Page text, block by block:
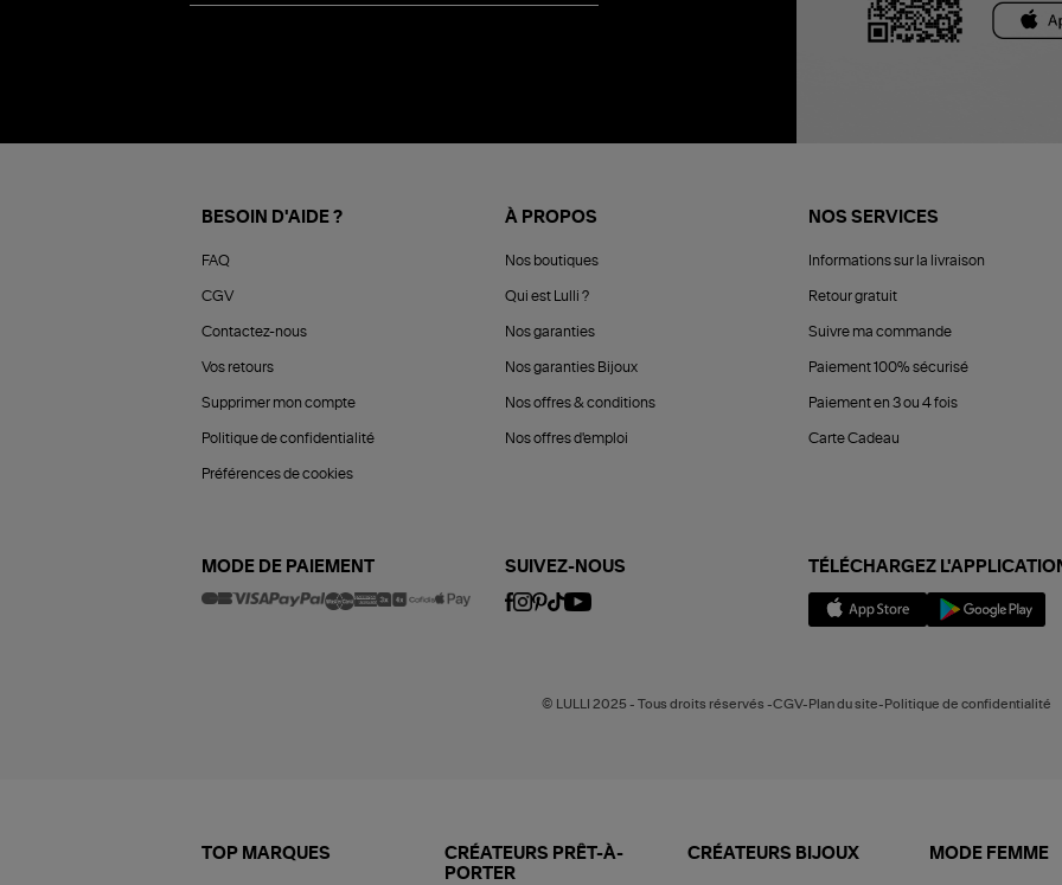
BESOIN D'AIDE ?
FAQ
CGV
Contactez-nous
Vos retours
Supprimer mon compte
Politique de confidentialité
Préférences de cookies
À PROPOS
Nos boutiques
Qui est Lulli ?
Nos garanties
Nos garanties Bijoux
Nos offres & conditions
Nos offres d'emploi
NOS SERVICES
Informations sur la livraison
Retour gratuit
Suivre ma commande
Paiement 100% sécurisé
Paiement en 3 ou 4 fois
Carte Cadeau
MODE DE PAIEMENT SUIVEZ-NOUS TÉLÉCHARGEZ
© LULLI 2025 - Tous droits réservés -CGV-Plan du site-Politique de confidentialité
TOP MARQUES
CRÉATEURS PRÊT-À-
PORTER
CRÉATEURS BIJOUX MODE FEMME